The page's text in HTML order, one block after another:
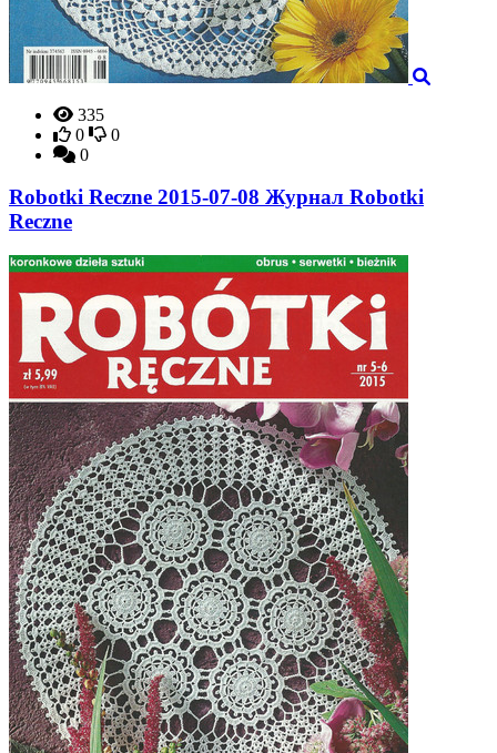
335
0
0
0
Robotki Reczne 2015-07-08 Журнал Robotki
Reczne